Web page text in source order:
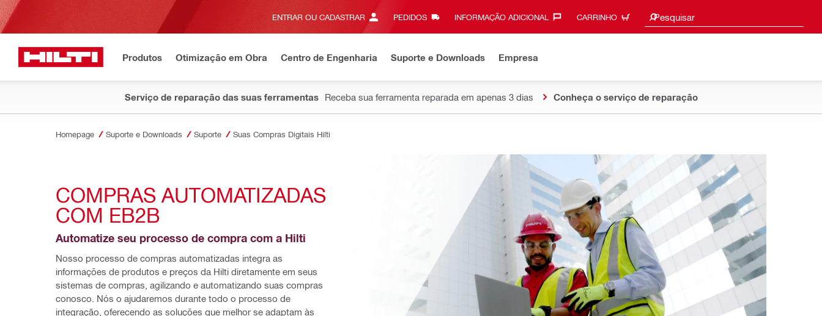
ENTRAR OU CADASTRAR PEDIDOS INFORMAÇÃO ADICIONAL‎ CARRINHO Pesquisar
Sugestões de pesquisa
Produtos Otimização em Obra Centro de Engenharia Suporte e Downloads Empresa
Serviço de reparação das suas ferramentas Receba sua ferramenta reparada em apenas 3 dias Conheça o serviço de reparação
Homepage Suporte e Downloads Suporte Suas Compras Digitais Hilti
COMPRAS AUTOMATIZADAS
COM EB2B
Automatize seu processo de compra com a Hilti
Nosso processo de compras automatizadas integra as
informações de produtos e preços da Hilti diretamente em seus
sistemas de compras, agilizando e automatizando suas compras
conosco. Nós o ajudaremos durante todo o processo de
integração, oferecendo as soluções que melhor se adaptam às